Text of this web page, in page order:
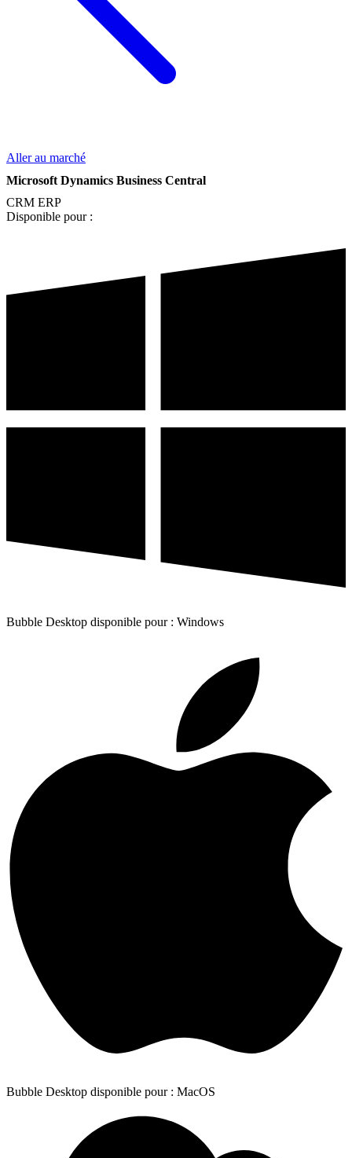
Aller au marché
Microsoft Dynamics Business Central
CRM ERP
Disponible pour :
Bubble Desktop disponible pour : Windows
Bubble Desktop disponible pour : MacOS